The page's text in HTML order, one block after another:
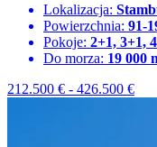
Lokalizacja:
Powierzchnia: 91-
Pokoje: 2+1, 3+1,
Do morza: 19 000
212.500 € - 426.500 €